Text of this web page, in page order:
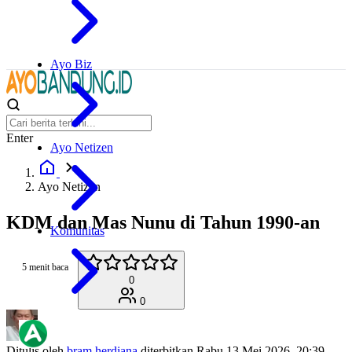
Ayo Biz
Ayo Netizen
Komunitas
Enter
Ayo Netizen
KDM dan Mas Nunu di Tahun 1990-an
5 menit baca
0
0